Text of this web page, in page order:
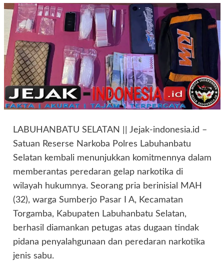
LABUHANBATU SELATAN || Jejak-indonesia.id –
Satuan Reserse Narkoba Polres Labuhanbatu
Selatan kembali menunjukkan komitmennya dalam
memberantas peredaran gelap narkotika di
wilayah hukumnya. Seorang pria berinisial MAH
(32), warga Sumberjo Pasar I A, Kecamatan
Torgamba, Kabupaten Labuhanbatu Selatan,
berhasil diamankan petugas atas dugaan tindak
pidana penyalahgunaan dan peredaran narkotika
jenis sabu.